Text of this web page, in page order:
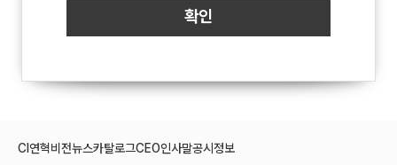
CI 연혁비전뉴스카탈로그CEO인사말공시정보